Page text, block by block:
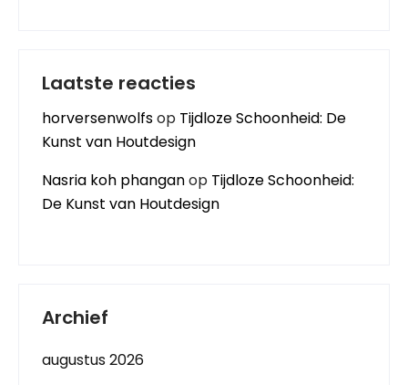
Laatste reacties
horversenwolfsop Tijdloze Schoonheid: De
Kunst van Houtdesign
Nasria koh phanganop Tijdloze Schoonheid:
De Kunst van Houtdesign
Archief
augustus 2026